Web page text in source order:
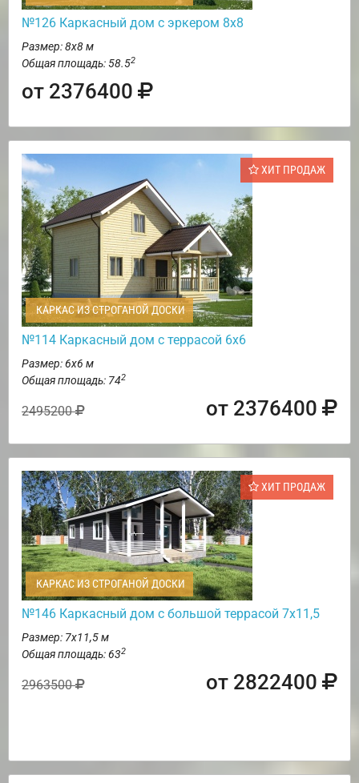
№126 Каркасный дом с эркером 8х8
Размер: 8х8 м
Общая площадь: 58.52
от 2376400
ХИТ ПРОДАЖ
КАРКАС ИЗ СТРОГАНОЙ ДОСКИ
№114 Каркасный дом с террасой 6х6
Размер: 6х6 м
Общая площадь: 742
2495200 от 2376400
ХИТ ПРОДАЖ
КАРКАС ИЗ СТРОГАНОЙ ДОСКИ
№146 Каркасный дом с большой террасой 7х11,5
Размер: 7х11,5 м
Общая площадь: 632
2963500 от 2822400